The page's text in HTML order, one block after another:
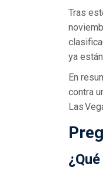
Tras
ya
En
contra
Las